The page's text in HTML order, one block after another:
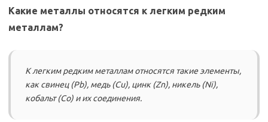
Какие металлы относятся к легким редким
металлам?
К легким редким металлам относятся такие элементы,
как свинец (Pb), медь (Cu), цинк (Zn), никель (Ni),
кобальт (Co) и их соединения.